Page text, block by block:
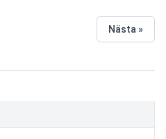
Nästa »